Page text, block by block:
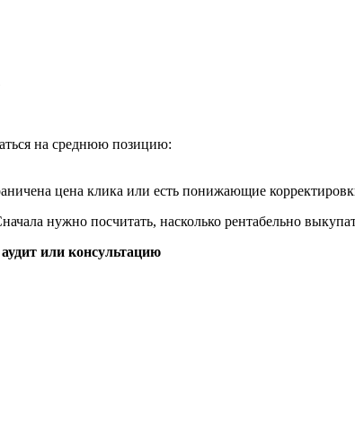
на среднюю позицию:
цена клика или есть понижающие
нужно посчитать, насколько рентабельно
или консультацию